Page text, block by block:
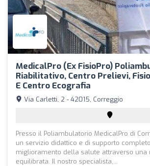
MedicalPro (ex FisioPro)
Riabilitativo, Centro Prelievi,
E Centro Ecografia
Via Carletti, 2 - 42015, Correggio
Presso il Poliambulatorio MedicalPro di
un servizio didattico e di supporto
miglioramento della salute attraverso una
equilibrata. Il nostro specialista,...